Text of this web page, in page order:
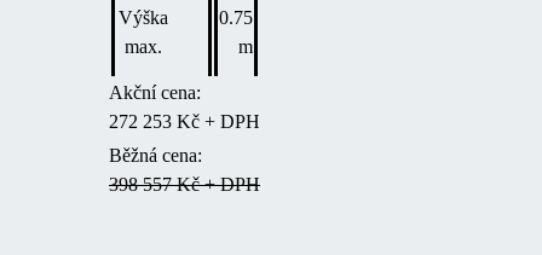
Výška
max.
0.75
m
Akční cena:
272 253 Kč + DPH
Běžná cena:
398 557 Kč + DPH